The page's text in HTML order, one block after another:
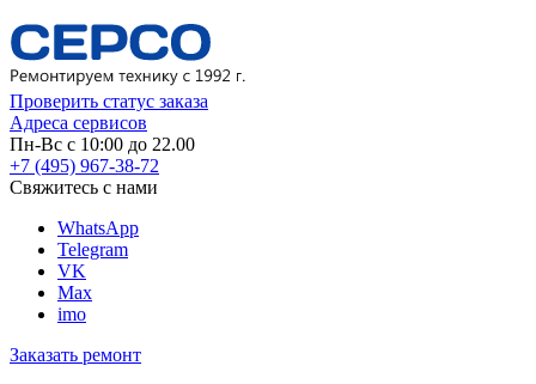
Проверить статус заказа
Адреса сервисов
Пн-Вс с 10:00 до 22.00
+7 (495) 967-38-72
Свяжитесь с нами
WhatsApp
Telegram
VK
Max
imo
Заказать ремонт